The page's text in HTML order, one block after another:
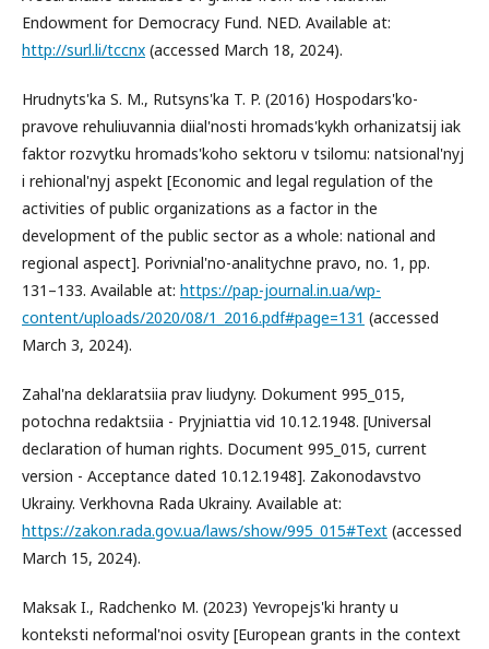
Endowment for Democracy Fund. NED. Available at:
http://surl.li/tccnx (accessed March 18, 2024).
Hrudnyts'ka S. M., Rutsyns'ka T. P. (2016) Hospodars'ko-
pravove rehuliuvannia diial'nosti hromads'kykh orhanizatsij iak
faktor rozvytku hromads'koho sektoru v tsilomu: natsional'nyj
i rehional'nyj aspekt [Economic and legal regulation of the
activities of public organizations as a factor in the
development of the public sector as a whole: national and
regional aspect]. Porivnial'no-analitychne pravo, no. 1, pp.
131–133. Available at: https://pap-journal.in.ua/wp-
content/uploads/2020/08/1_2016.pdf#page=131 (accessed
March 3, 2024).
Zahal'na deklaratsiia prav liudyny. Dokument 995_015,
potochna redaktsiia - Pryjniattia vid 10.12.1948. [Universal
declaration of human rights. Document 995_015, current
version - Acceptance dated 10.12.1948]. Zakonodavstvo
Ukrainy. Verkhovna Rada Ukrainy. Available at:
https://zakon.rada.gov.ua/laws/show/995_015#Text (accessed
March 15, 2024).
Maksak I., Radchenko M. (2023) Yevropejs'ki hranty u
konteksti neformal'noi osvity [European grants in the context